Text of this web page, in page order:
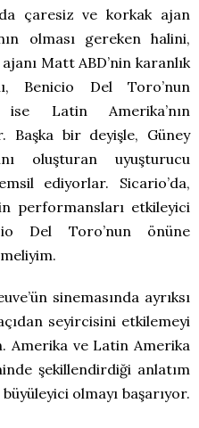
çaresiz ve korkak ajan
olması gereken halini,
Matt ABD’nin karanlık
Benicio Del Toro’nun
ise Latin Amerika’nın
Başka bir deyişle, Güney
oluşturan uyuşturucu
ediyorlar. Sicario’da,
performansları etkileyici
Del Toro’nun önüne
sinemasında ayrıksı
seyircisini etkilemeyi
Amerika ve Latin Amerika
şekillendirdiği anlatım
olmayı başarıyor.